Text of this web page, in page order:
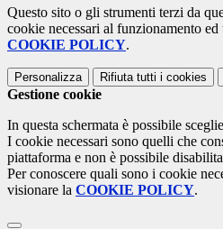
Questo sito o gli strumenti terzi da
cookie necessari al funzionamento
COOKIE POLICY.
Personalizza Rifiuta tutti i cookies
Gestione cookie
In questa schermata è possibile
I cookie necessari sono quelli che
piattaforma e non è possibile
Per conoscere quali sono i cookie
visionare la COOKIE POLICY.